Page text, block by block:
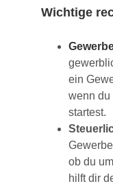
Wichtige
ein
wenn du
startest.
ob du
hilft dir